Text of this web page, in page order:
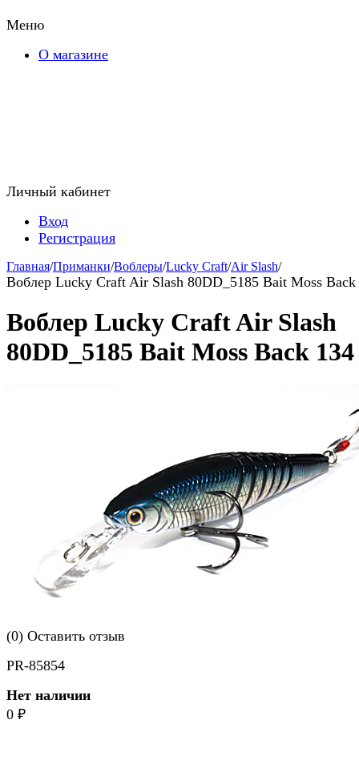
Меню
О магазине
Личный кабинет
Вход
Регистрация
Главная/Приманки/Воблеры/Lucky Craft/Air Slash/
Воблер Lucky Craft Air Slash 80DD_5185 Bait Moss Back
Воблер Lucky Craft Air Slash
80DD_5185 Bait Moss Back 134
(0) Оставить отзыв
PR-85854
Нет наличии
0 ₽